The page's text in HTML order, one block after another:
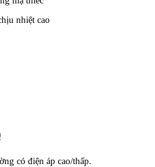
nhiệt cao
có điện áp cao/thấp.